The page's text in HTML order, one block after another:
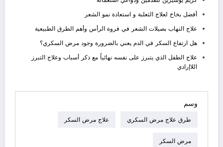
أفضل بخاخ لعلاج الثعلبة و استعادة نمو الشعر
علاج التهاب بصيلات الشعر في فروة الرأس وأهم الطرق الطبيعية
هل ارتفاع السكر في الدم يعني بالضرورة وجود مرض السكري؟
علاج الطفل الذي يتبرز على نفسه نهائياً مع ذكر أسباب وعلاج التبرز
اللاإرادي
وسم
طرق علاج مرض السكري علاج مرض السكر
مرض السكر